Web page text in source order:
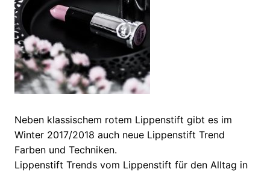
Neben klassischem rotem Lippenstift gibt es im
Winter 2017/2018 auch neue Lippenstift Trend
Farben und Techniken.
Lippenstift Trends vom Lippenstift für den Alltag in